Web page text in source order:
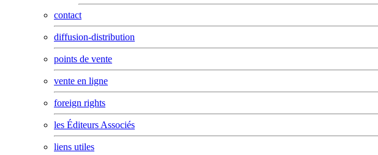
contact
diffusion-distribution
points de vente
vente en ligne
foreign rights
les Éditeurs Associés
liens utiles